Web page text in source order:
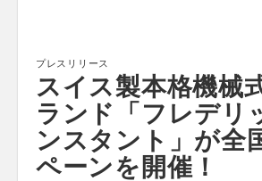
プレスリリース
スイス製本格機械
ランド「フレデリ
ンスタント」が全
ペーンを開催！